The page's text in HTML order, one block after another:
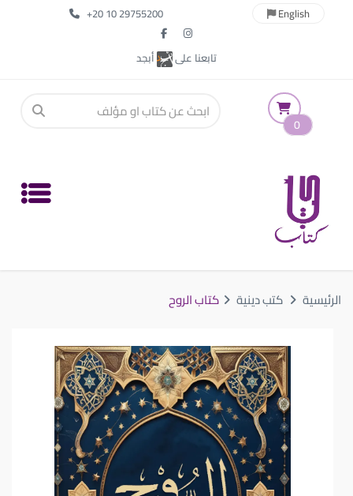
+20 10 29755200
تابعنا على أبجد
English
0
الرئيسية كتب دينية كتاب الروح